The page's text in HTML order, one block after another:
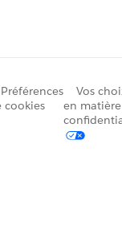
Préférences
cookies
Vos
en